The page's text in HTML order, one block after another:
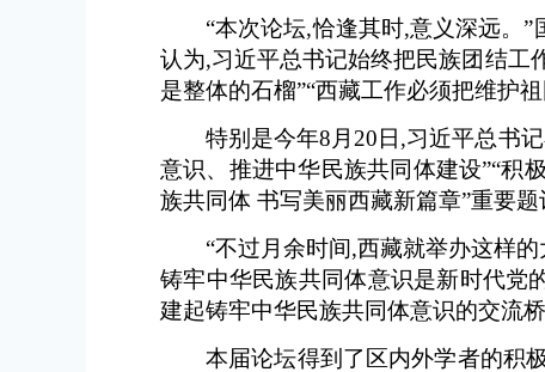
“本次论坛,恰逢其时,意义深远。
认为,习近平总书记始终把民族团结工
是整体的石榴”“西藏工作必须把维护
特别是今年8月20日,习近平总书
意识、推进中华民族共同体建设”“积
族共同体 书写美丽西藏新篇章”重要题
“不过月余时间,西藏就举办这样
铸牢中华民族共同体意识是新时代党
建起铸牢中华民族共同体意识的交流
本届论坛得到了区内外学者的积